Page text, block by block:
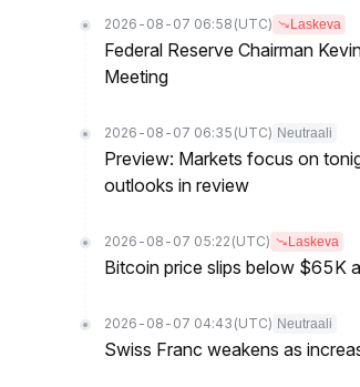
2026-08-07 06:58 (UTC) Laskeva
Federal Reserve Chairman
Meeting
2026-08-07 06:35 (UTC) Neutraali
Preview: Markets focus on
outlooks in review
2026-08-07 05:22 (UTC) Laskeva
Bitcoin price slips below $65K
2026-08-07 04:43 (UTC) Neutraali
Swiss Franc weakens as